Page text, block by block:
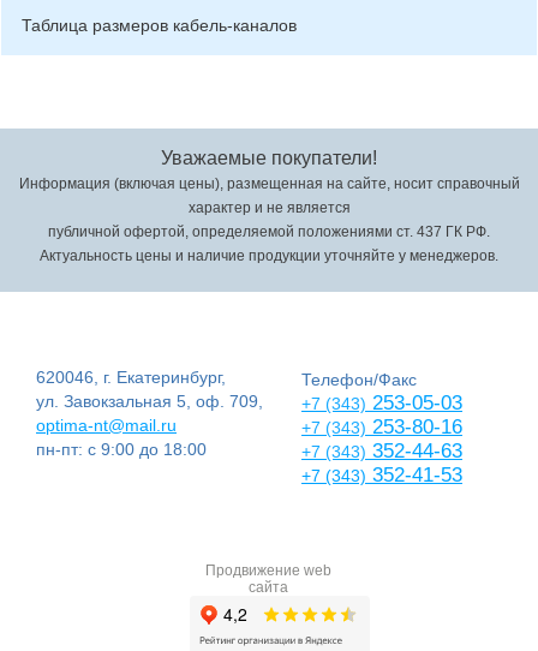
Таблица размеров кабель-каналов
Уважаемые покупатели!
Информация (включая цены), размещенная на сайте, носит справочный
характер и не является
публичной офертой, определяемой положениями ст. 437 ГК РФ.
Актуальность цены и наличие продукции уточняйте у менеджеров.
620046, г. Екатеринбург,
ул. Завокзальная 5, оф. 709,
optima-nt@mail.ru
пн-пт: с 9:00 до 18:00
Телефон/Факс
+7 (343) 253-05-03
+7 (343) 253-80-16
+7 (343) 352-44-63
+7 (343) 352-41-53
Продвижение web
сайта